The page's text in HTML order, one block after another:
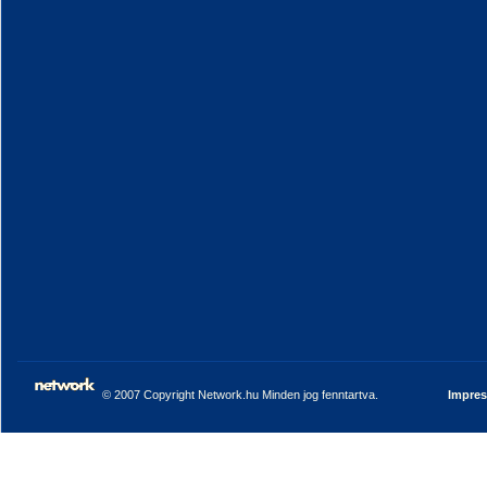
© 2007 Copyright Network.hu Minden jog fenntartva.